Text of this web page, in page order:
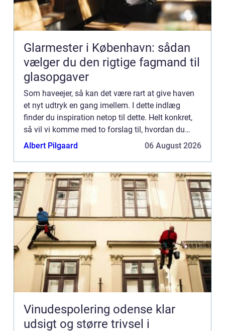
Glarmester i København: sådan
vælger du den rigtige fagmand til
glasopgaver
Som haveejer, så kan det være rart at give haven
et nyt udtryk en gang imellem. I dette indlæg
finder du inspiration netop til dette. Helt konkret,
så vil vi komme med to forslag til, hvordan du
inden sommeren rigtig byder sig kan ændre
Albert Pilgaard 06 August 2026
Vinudespolering odense klar
udsigt og større trivsel i